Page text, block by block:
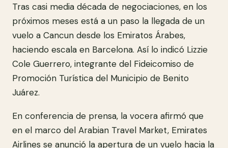
Tras casi media década de negociaciones, en los
próximos meses está a un paso la llegada de un
vuelo a Cancun desde los Emiratos Árabes,
haciendo escala en Barcelona. Así lo indicó Lizzie
Cole Guerrero, integrante del Fideicomiso de
Promoción Turística del Municipio de Benito
Juárez.
En conferencia de prensa, la vocera afirmó que
en el marco del Arabian Travel Market, Emirates
Airlines se anunció la apertura de un vuelo hacia la